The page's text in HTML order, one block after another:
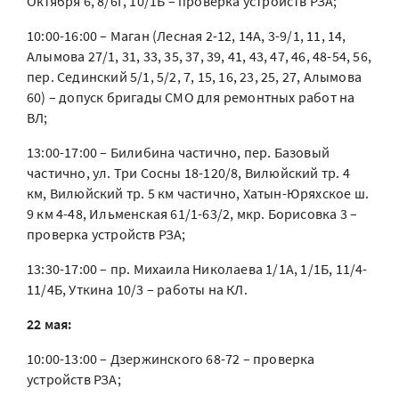
10:00-16:00 – Маган (Лесная 2-12, 14А, 3-9/1, 11, 14,
Алымова 27/1, 31, 33, 35, 37, 39, 41, 43, 47, 46, 48-54, 56,
пер. Сединский 5/1, 5/2, 7, 15, 16, 23, 25, 27, Алымова
60) – допуск бригады СМО для ремонтных работ на
ВЛ;
13:00-17:00 – Билибина частично, пер. Базовый
частично, ул. Три Сосны 18-120/8, Вилюйский тр. 4
км, Вилюйский тр. 5 км частично, Хатын-Юряхское ш.
9 км 4-48, Ильменская 61/1-63/2, мкр. Борисовка 3 –
проверка устройств РЗА;
13:30-17:00 – пр. Михаила Николаева 1/1А, 1/1Б, 11/4-
11/4Б, Уткина 10/3 – работы на КЛ.
22 мая:
10:00-13:00 – Дзержинского 68-72 – проверка
устройств РЗА;